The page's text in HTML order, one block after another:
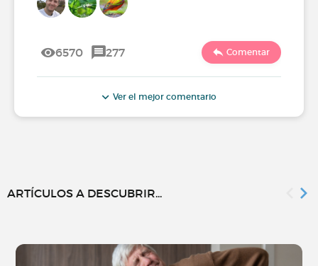
6570 277 Comentar
Ver el mejor comentario
ARTÍCULOS A DESCUBRIR...